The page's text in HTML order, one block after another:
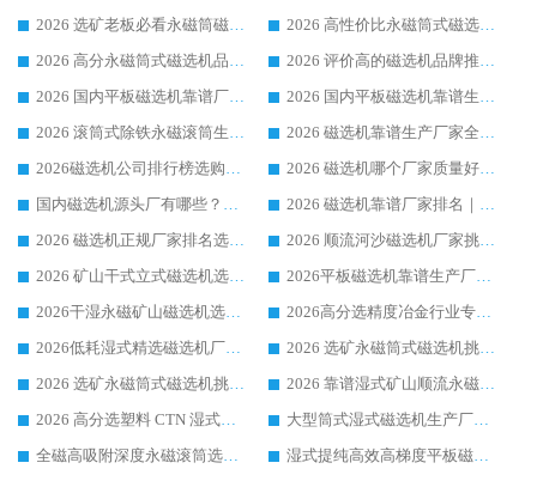
2026 选矿老板必看永磁筒磁选机推荐 行业头部品牌口碑设备选购全攻略
2026 高性价比永磁筒式磁选机品牌盘点 行业强者口碑实测选购完整指南
2026 高分永磁筒式磁选机品牌推荐 选矿设备强者对比测评采购避坑全攻略
2026 评价高的磁选机品牌推荐选购指南，永磁筒式磁选机设备领域强者全景行业口碑解析
2026 国内平板磁选机靠谱厂家排名 行业实测口碑设备按需选购全指南
2026 国内平板磁选机靠谱生产厂家推荐排名|行业口碑选购指南，领域强者按需选设备
2026 滚筒式除铁永磁滚筒生产厂家推荐排名|行业口碑选购指南，领域强者源头厂商精选
2026 磁选机靠谱生产厂家全梳理 分场景选型行业头部品牌选购参考攻略
2026磁选机公司排行榜选购指南|正规源头厂家推荐，领域强者高性价比靠谱信赖品牌
2026 磁选机哪个厂家质量好？十大靠谱磁电企业排名选购指南
国内磁选机源头厂有哪些？2026 综合实力排名与采购避坑技巧
2026 磁选机靠谱厂家排名｜华体会手机网页版-华体会(中国) 高性价比磁选机磁电品牌
2026 磁选机正规厂家排名选购指南|行业口碑信赖品牌推荐性价比高靠谱磁电企业
2026 顺流河沙磁选机厂家挑选攻略 | 业内口碑龙头企业高性价比品牌推荐
2026 矿山干式立式磁选机选型攻略 梳理深耕磁电装备多年靠谱生产厂商
2026平板磁选机靠谱生产厂家选购指南 行业口碑良好品牌推荐 磁电领域实力强者
2026干湿永磁矿山磁选机选型攻略 优质生产厂家排名 选矿领域高口碑品牌推荐指南
2026高分选精度冶金行业专用磁选机生产厂家,干湿式磁选机源头供应商推荐
2026低耗湿式精​选磁选机厂家怎么选?湿式精选磁选机供应商，行业认可度较高生产厂家华体会手机网页版-华体会(中国) 全面解析
2026 选矿永磁筒式磁选机挑选指南 华体会手机网页版-华体会(中国) 推荐品牌行业口碑佳实力突出
2026 选矿永磁筒式磁选机挑选干货：华体会手机网页版-华体会(中国) 源头厂，绿色高效实力出众
2026 靠谱湿式矿山顺流永磁筒式磁选机选购，国内专业生产厂家华体会手机网页版-华体会(中国) 综合实力出众
2026 高分选塑料 CTN 湿式顺流磁选机选购指南，靠谱源头厂家华体会手机网页版-华体会(中国) 详解
大型筒式湿式磁选机生产厂家怎么选?华体会手机网页版-华体会(中国) 设备口碑广受行业认可
全磁高吸附深度永磁滚筒选购指南 业内口碑稳定磁电设备生产厂家详细推荐
湿式提纯高效高梯度平板磁选机靠谱设备源头厂商华体会手机网页版-华体会(中国) 综合测评